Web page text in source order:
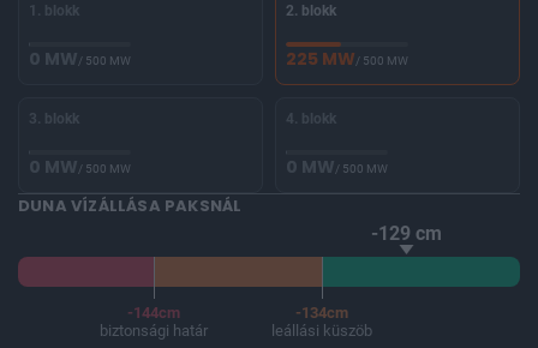
1. blokk
0 MW/ 500 MW
2. blokk
225 MW/ 500 MW
3. blokk
0 MW/ 500 MW
4. blokk
0 MW/ 500 MW
DUNA VÍZÁLLÁSA PAKSNÁL
-129 cm
-144cm
biztonsági határ
-134cm
leállási küszöb